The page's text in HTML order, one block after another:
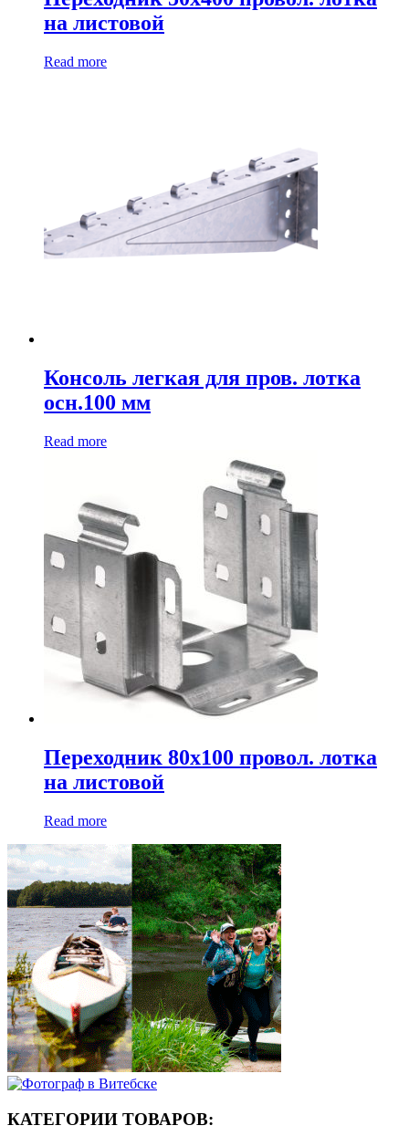
на листовой
Read more
Консоль легкая для пров. лотка
осн.100 мм
Read more
Переходник 80х100 провол. лотка
на листовой
Read more
КАТЕГОРИИ ТОВАРОВ: